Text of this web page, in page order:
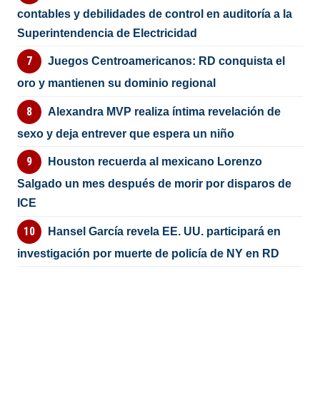
contables y debilidades de control en auditoría a la
Superintendencia de Electricidad
Juegos Centroamericanos: RD conquista el
oro y mantienen su dominio regional
Alexandra MVP realiza íntima revelación de
sexo y deja entrever que espera un niño
Houston recuerda al mexicano Lorenzo
Salgado un mes después de morir por disparos de
ICE
Hansel García revela EE. UU. participará en
investigación por muerte de policía de NY en RD